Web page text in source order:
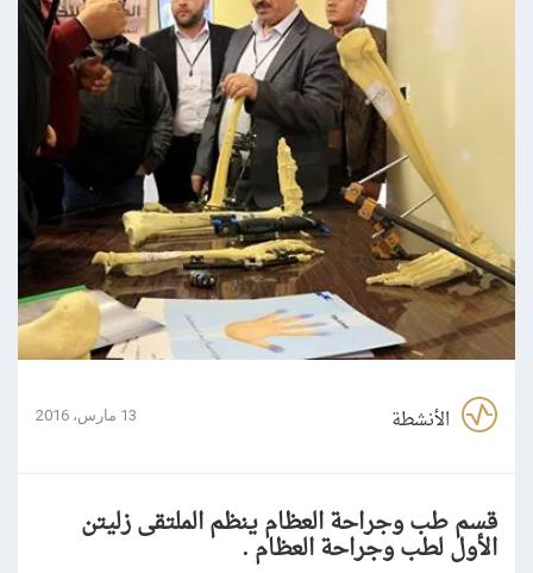
الأنشطة 13 مارس، 2016
قسم طب وجراحة العظام ينظم الملتقى زليتن
الأول لطب وجراحة العظام .